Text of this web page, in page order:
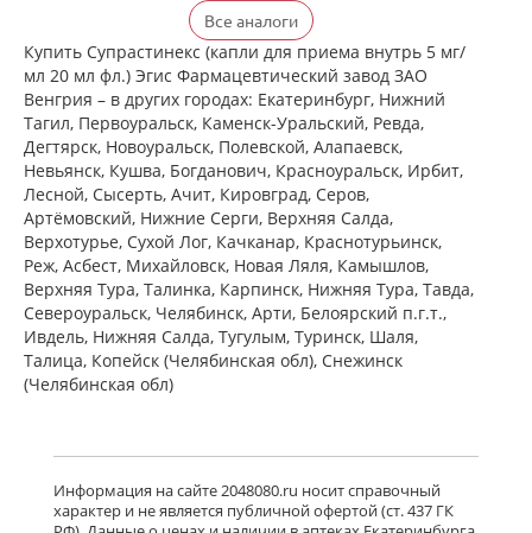
Ксизал (таблетки покрытые
пленочной оболочкой 5 мг N14) ЮСБ
Фаршим С.А. - Швейцария
есть в 1 аптеках
от 717,00 до 717,00
Ксизал (таблетки покрытые
пленочной оболочкой 5 мг N7) ЮСБ
Фаршим С.А. - Швейцария
есть в 1 аптеках
от 432,00 до 432,00
Ксизал (капли для приема внутрь 5
мг/мл 10 мл, флакон-капельница)
ЮСБ Фаршим С.А., Эйсика
Фармасьютикалз С.р.Л. - Италия
есть в 1 аптеках
Гленцет (таблетки покрытые
пленочной оболочкой 5 мг N10)
Гленмарк Дженерикс Лимитед -
Индия
Все аналоги
Купить Супрастинекс (капли для приема внутрь 5 мг/
мл 20 мл фл.) Эгис Фармацевтический завод ЗАО
Венгрия – в других городах: Екатеринбург, Нижний
Тагил, Первоуральск, Каменск-Уральский, Ревда,
Дегтярск, Новоуральск, Полевской, Алапаевск,
Невьянск, Кушва, Богданович, Красноуральск, Ирбит,
Лесной, Сысерть, Ачит, Кировград, Серов,
Артёмовский, Нижние Cерги, Верхняя Салда,
Верхотурье, Сухой Лог, Качканар, Краснотурьинск,
Реж, Асбест, Михайловск, Новая Ляля, Камышлов,
Верхняя Тура, Талинка, Карпинск, Нижняя Тура, Тавда,
Североуральск, Челябинск, Арти, Белоярский п.г.т.,
Ивдель, Нижняя Салда, Тугулым, Туринск, Шаля,
Талица, Копейск (Челябинская обл), Снежинск
(Челябинская обл)
Информация на сайте 2048080.ru носит справочный
характер и не является публичной офертой (ст. 437 ГК